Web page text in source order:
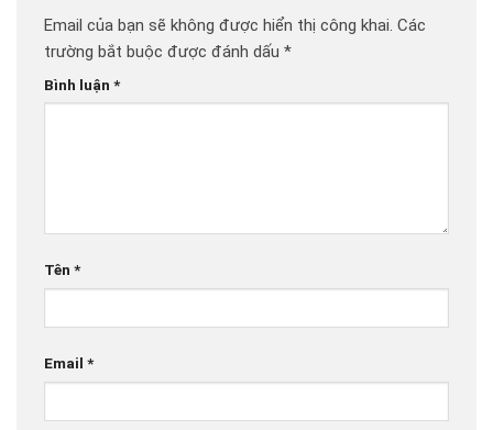
Email của bạn sẽ không được hiển thị công khai. Các
trường bắt buộc được đánh dấu *
Bình luận *
Tên *
Email *